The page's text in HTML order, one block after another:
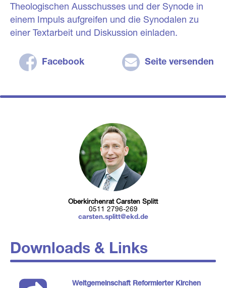
Facebook Seite versenden
Theologischen Ausschusses und der Synode in
einem Impuls aufgreifen und die Synodalen zu
einer Textarbeit und Diskussion einladen.
Oberkirchenrat Carsten Splitt
0511 2796-269
carsten.splitt@ekd.de
Downloads & Links
Weltgemeinschaft Reformierter Kirchen